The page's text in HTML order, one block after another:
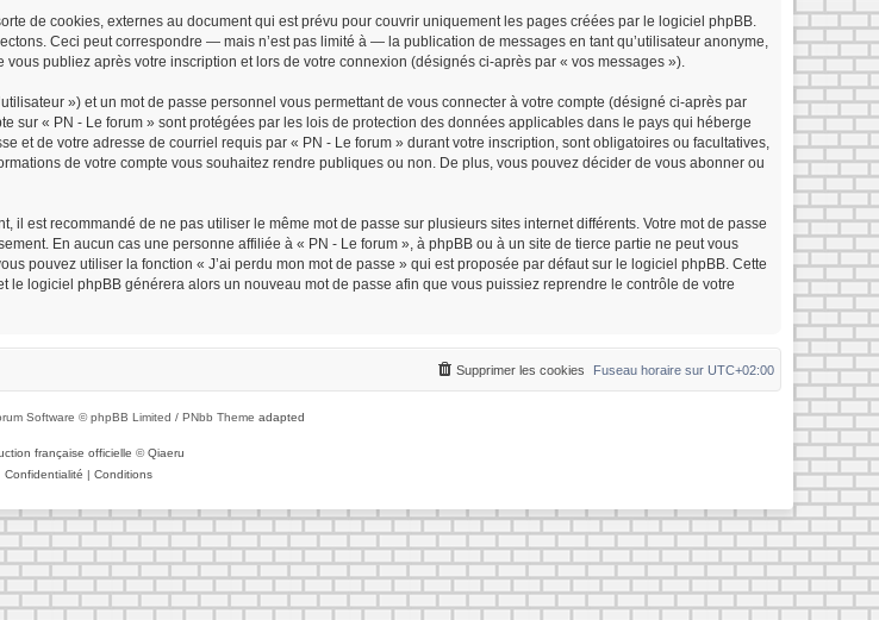
de cookies, externes au document qui est prévu pour couvrir uniquement les pages créées par le logiciel phpBB.
Ceci peut correspondre — mais n’est pas limité à — la publication de messages en tant qu’utilisateur anonyme,
publiez après votre inscription et lors de votre connexion (désignés ci-après par « vos messages »).
») et un mot de passe personnel vous permettant de vous connecter à votre compte (désigné ci-après par
sur « PN - Le forum » sont protégées par les lois de protection des données applicables dans le pays qui héberge
et de votre adresse de courriel requis par « PN - Le forum » durant votre inscription, sont obligatoires ou facultatives,
de votre compte vous souhaitez rendre publiques ou non. De plus, vous pouvez décider de vous abonner ou
il est recommandé de ne pas utiliser le même mot de passe sur plusieurs sites internet différents. Votre mot de passe
En aucun cas une personne affiliée à « PN - Le forum », à phpBB ou à un site de tierce partie ne peut vous
pouvez utiliser la fonction « J’ai perdu mon mot de passe » qui est proposée par défaut sur le logiciel phpBB. Cette
logiciel phpBB générera alors un nouveau mot de passe afin que vous puissiez reprendre le contrôle de votre
Fuseau horaire sur UTC+02:00
Supprimer les cookies
Software © phpBB Limited / PNbb Theme adapted
française officielle ©Qiaeru
Confidentialité | Conditions